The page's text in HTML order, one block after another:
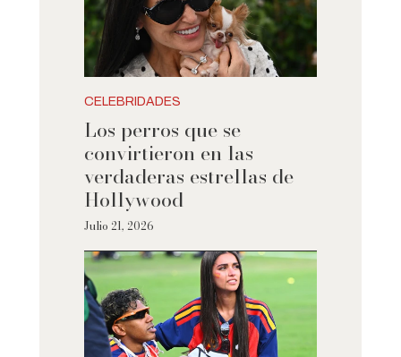
CELEBRIDADES
Los perros que se
convirtieron en las
verdaderas estrellas de
Hollywood
Julio 21, 2026